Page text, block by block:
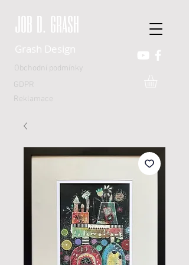
JOB D. GRASH
Grash Design
Obchodní podmínky
GDPR
Reklamace